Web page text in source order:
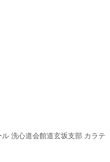
洗心道会館道玄坂支部 カラテ